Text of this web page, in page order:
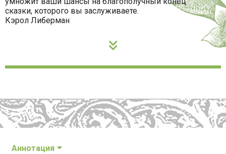
сказки, которого вы заслуживаете.
Кэрол Либерман
Аннотация